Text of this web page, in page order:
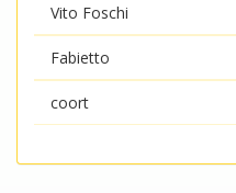
Vito Foschi
Fabietto
coort